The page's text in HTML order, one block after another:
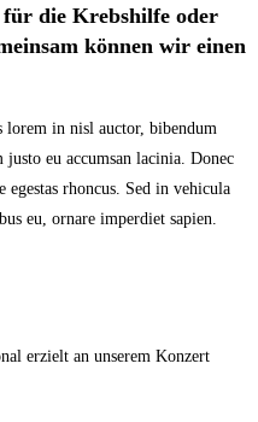
die Krebshilfe oder
können wir einen
lorem in nisl auctor, bibendum
eu accumsan lacinia. Donec
egestas rhoncus. Sed in vehicula
eu, ornare imperdiet sapien.
erzielt an unserem Konzert